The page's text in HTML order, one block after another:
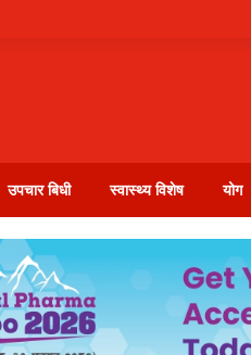
उपचार बिधी स्वास्थ्य विशेष योग